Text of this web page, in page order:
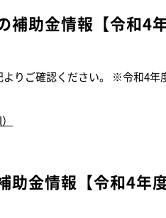
補助金情報 【令和4
りご確認ください。 ※令和4
助金情報 【令和4年